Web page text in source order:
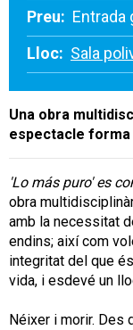
Preu: Entrada
Lloc: Sala
Una obra
espectacle
'Lo más puro' es
obra
amb la necessitat
endins; així com
integritat del que
vida, i esdevé un
Néixer i morir. Des